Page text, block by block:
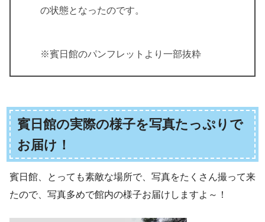
の状態となったのです。
※賓日館のパンフレットより一部抜粋
賓日館の実際の様子を写真たっぷりで
お届け！
賓日館、とっても素敵な場所で、写真をたくさん撮って来
たので、写真多めで館内の様子お届けしますよ～！